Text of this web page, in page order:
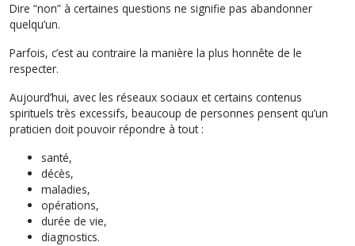
Dire “non” à certaines questions ne signifie pas abandonner
quelqu’un.
Parfois, c’est au contraire la manière la plus honnête de le
respecter.
Aujourd’hui, avec les réseaux sociaux et certains contenus
spirituels très excessifs, beaucoup de personnes pensent qu’un
praticien doit pouvoir répondre à tout :
santé,
décès,
maladies,
opérations,
durée de vie,
diagnostics.